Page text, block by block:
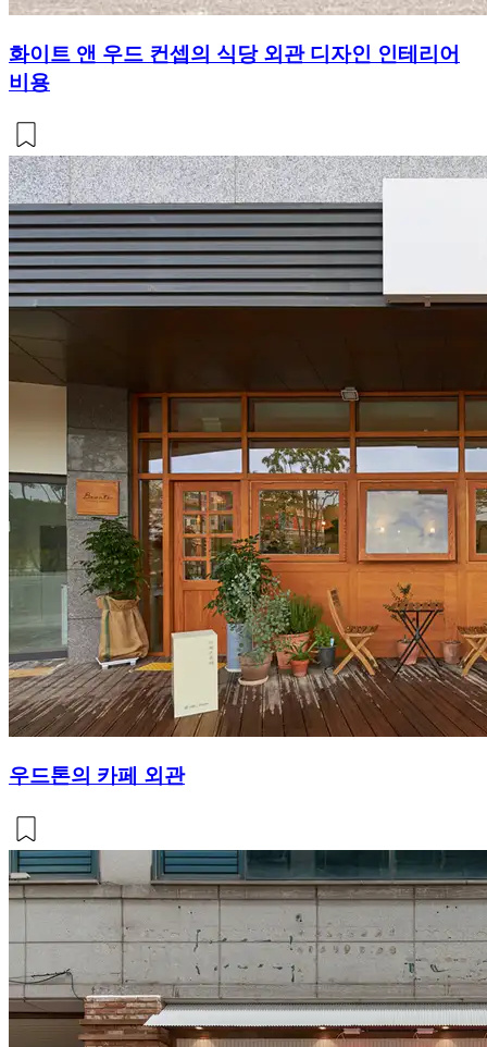
화이트 앤 우드 컨셉의 식당 외관 디자인 인테리어
비용
우드톤의 카페 외관